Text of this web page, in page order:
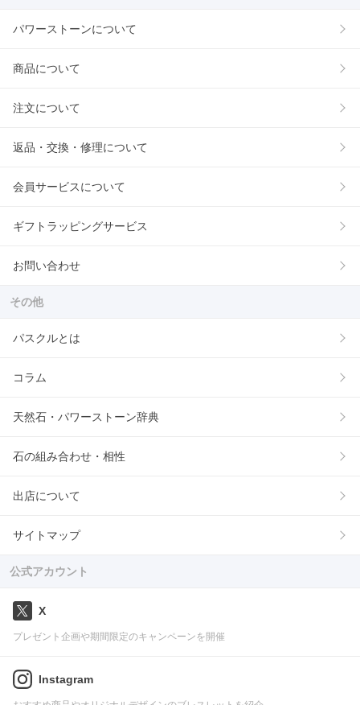
パワーストーンについて
商品について
注文について
返品・交換・修理について
会員サービスについて
ギフトラッピングサービス
お問い合わせ
その他
パスクルとは
コラム
天然石・パワーストーン辞典
石の組み合わせ・相性
出店について
サイトマップ
公式アカウント
X
プレゼント企画や期間限定のキャンペーンを開催
Instagram